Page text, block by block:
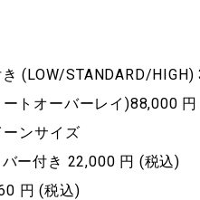
(LOW/STANDARD/
トオーバーレイ)88,000
ンサイズ
ー付き 22,000 円 (税込)
円 (税込)